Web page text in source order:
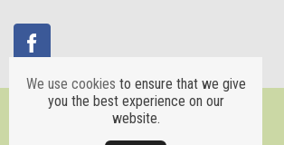
We use cookies to ensure that we give
you the best experience on our
website.